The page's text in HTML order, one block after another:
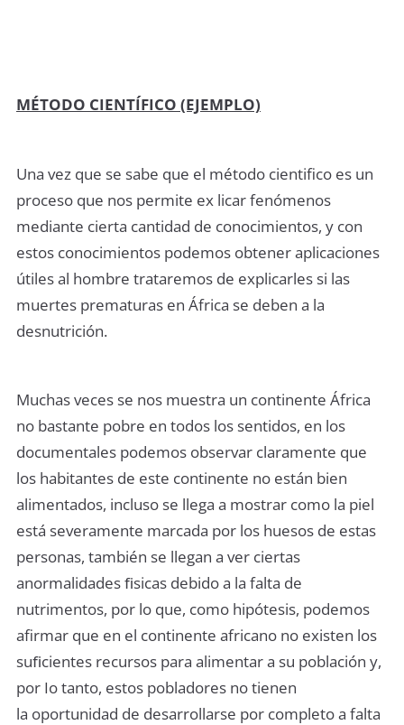
MÉTODO CIENTÍFICO (EJEMPLO)
Una vez que se sabe que el método cientifico es un
proceso que nos permite ex licar fenómenos
mediante cierta cantidad de conocimientos, y con
estos conocimientos podemos obtener aplicaciones
útiles al hombre trataremos de explicarles si las
muertes prematuras en África se deben a la
desnutrición.
Muchas veces se nos muestra un continente África
no bastante pobre en todos los sentidos, en los
documentales podemos observar claramente que
los habitantes de este continente no están bien
alimentados, incluso se llega a mostrar como la piel
está severamente marcada por los huesos de estas
personas, también se llegan a ver ciertas
anormalidades ﬁsicas debido a la falta de
nutrimentos, por lo que, como hipótesis, podemos
afirmar que en el continente africano no existen los
suﬁcientes recursos para alimentar a su población y,
por Io tanto, estos pobladores no tienen
la oportunidad de desarrollarse por completo a falta